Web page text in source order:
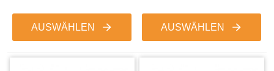
AUSWÄHLEN AUSWÄHLEN